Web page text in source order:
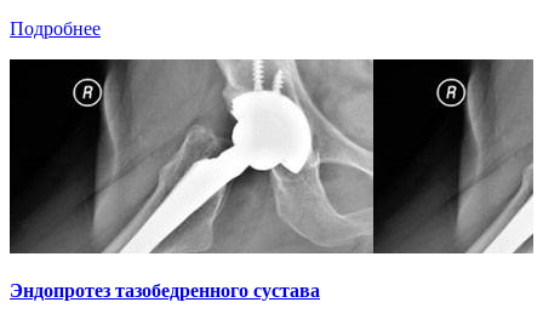
Подробнее
Эндопротез тазобедренного сустава